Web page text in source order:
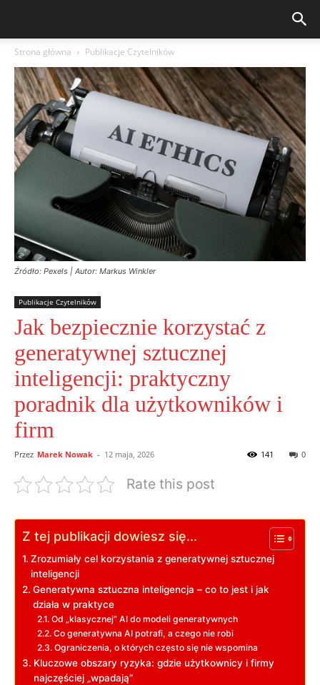
Strona główna Publikacje Czytelników
Źródło: Pexels | Autor: Markus Winkler
Publikacje Czytelników
Jak bezpiecznie korzystać z
generatywnej sztucznej
inteligencji: praktyczny
poradnik dla użytkowników i
firm
Przez Marek Nowak - 12 maja, 2026 0
141
Rate this post
Z tej publikacji dowiesz się...
Zrozumiały cel korzystania z generatywnej sztucznej
inteligencji
Generatywna sztuczna inteligencja – co to jest i jak
działa w praktyce
Od „klasycznej” AI do modeli generatywnych
Co generatywna AI potrafi, a czego nie robi
Ograniczenia, o których często się nie wspomina
Kluczowe obszary ryzyka: gdzie użytkownicy i firmy
najczęściej „wpadają”